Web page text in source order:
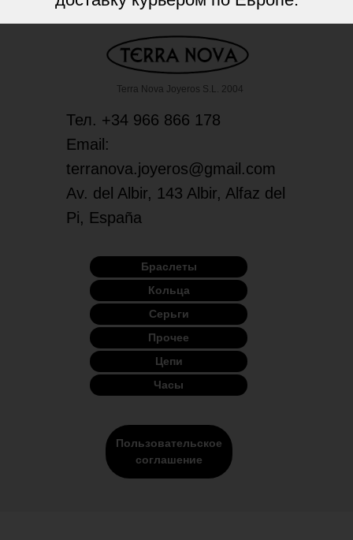
Terra Nova Joyeros S.L. 2004
Браслеты
Кольца
Серьги
Цепи
Часы
Прочее
Пользовательское
соглашение
Тел. +34 966 866 178
Email:
terranova.joyeros@gmail.com
Av. del Albir, 143 Albir, Alfaz del
Pi, España